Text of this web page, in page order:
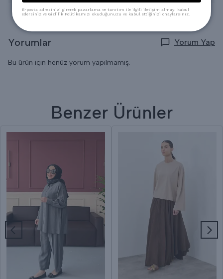
Yorumlar Yorum Yap
Bu ürün için henüz yorum yapılmamış.
Benzer Ürünler
E-posta adresinizi girerek pazarlama ve tanıtım ile ilgili iletişim almayı kabul
edersiniz ve Gizlilik Politikamızı okuduğunuzu ve kabul ettiğinizi onaylarsınız.